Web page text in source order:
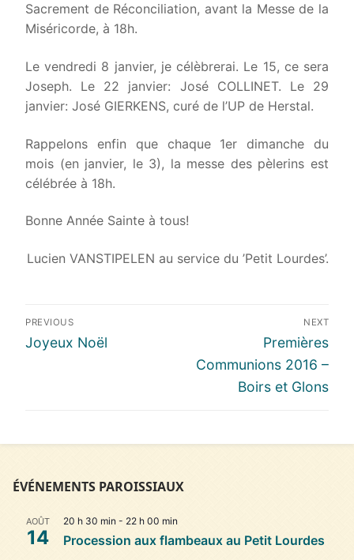
Sacrement de Réconciliation, avant la Messe de la
Miséricorde, à 18h.
Le vendredi 8 janvier, je célèbrerai. Le 15, ce sera
Joseph. Le 22 janvier: José COLLINET. Le 29
janvier: José GIERKENS, curé de l’UP de Herstal.
Rappelons enfin que chaque 1er dimanche du
mois (en janvier, le 3), la messe des pèlerins est
célébrée à 18h.
Bonne Année Sainte à tous!
Lucien VANSTIPELEN au service du ’Petit Lourdes’.
Navigation
de
PREVIOUS
Previous
Joyeux Noël
NEXT
Next
post:
Premières
Communions 2016 –
Boirs et Glons
ÉVÉNEMENTS PAROISSIAUX
AOÛT
14
20 h 30 min - 22 h 00 min
Procession aux flambeaux au Petit Lourdes